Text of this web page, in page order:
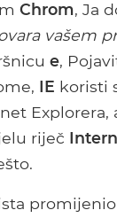
Chrom, Ja
vašem
e,
IE koristi
Explorera,
riječ
promijenio